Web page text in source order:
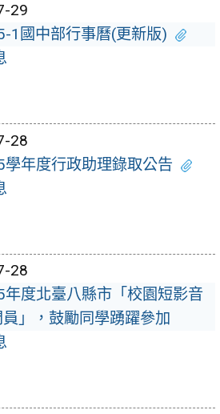
29
1國中部行事曆(更新版)
28
學年度行政助理錄取公告
28
年度北臺八縣市「校園短影音
」，鼓勵同學踴躍參加